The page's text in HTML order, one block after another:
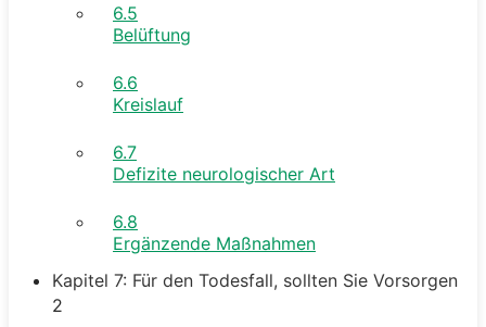
6.5
Belüftung
6.6
Kreislauf
6.7
Defizite neurologischer Art
6.8
Ergänzende Maßnahmen
Kapitel 7: Für den Todesfall, sollten Sie Vorsorgen
2